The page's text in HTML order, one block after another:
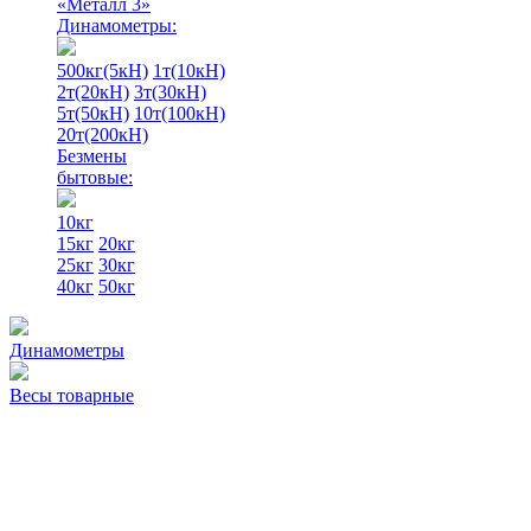
«Металл 3»
Динамометры:
500кг(5кН) 1т(10кН)
2т(20кН) 3т(30кН)
5т(50кН) 10т(100кН)
20т(200кН)
Безмены
бытовые:
10кг
15кг 20кг
25кг 30кг
40кг 50кг
Динамометры
Весы товарные